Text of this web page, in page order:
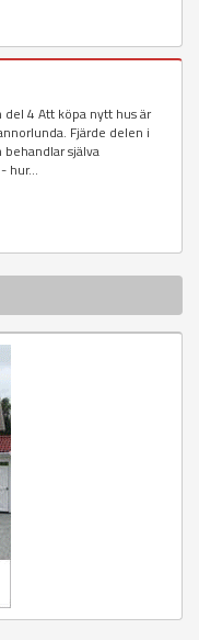
del 4 Att köpa nytt hus är
Fjärde delen i
behandlar själva
hur...